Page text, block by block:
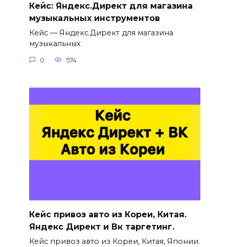
Кейс: Яндекс.Директ для магазина
музыкальных инструментов
Кейс — Яндекс.Директ для магазина
музыкальных
0 574
Кейс привоз авто из Кореи, Китая.
Яндекс Директ и Вк таргетинг.
Кейс привоз авто из Кореи, Китая, Японии.